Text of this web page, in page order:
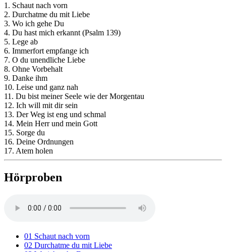
1. Schaut nach vorn
2. Durchatme du mit Liebe
3. Wo ich gehe Du
4. Du hast mich erkannt (Psalm 139)
5. Lege ab
6. Immerfort empfange ich
7. O du unendliche Liebe
8. Ohne Vorbehalt
9. Danke ihm
10. Leise und ganz nah
11. Du bist meiner Seele wie der Morgentau
12. Ich will mit dir sein
13. Der Weg ist eng und schmal
14. Mein Herr und mein Gott
15. Sorge du
16. Deine Ordnungen
17. Atem holen
Hörproben
01 Schaut nach vorn
02 Durchatme du mit Liebe